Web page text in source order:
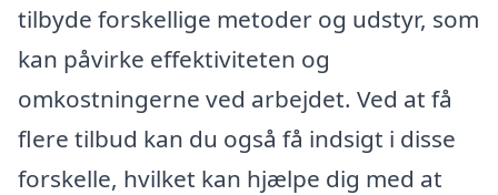
tilbyde forskellige metoder og udstyr, som
kan påvirke effektiviteten og
omkostningerne ved arbejdet. Ved at få
flere tilbud kan du også få indsigt i disse
forskelle, hvilket kan hjælpe dig med at